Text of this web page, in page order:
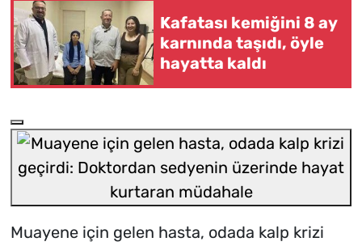
Kafatası kemiğini 8 ay
karnında taşıdı, öyle
hayatta kaldı
Muayene için gelen hasta, odada kalp krizi